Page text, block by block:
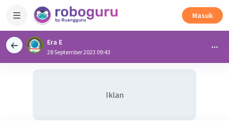
Masuk
Era E
28 September 2023 09:43
Iklan